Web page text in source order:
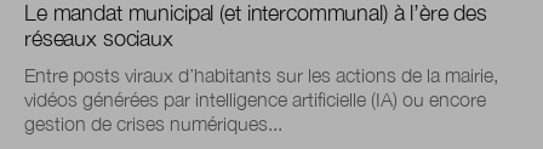
Le mandat municipal (et intercommunal) à l’ère des
réseaux sociaux
Entre posts viraux d’habitants sur les actions de la mairie,
vidéos générées par intelligence artificielle (IA) ou encore
gestion de crises numériques...